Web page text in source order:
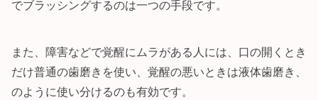
でブラッシングするのは一つの手段です。
また、障害などで覚醒にムラがある人には、口の開くとき
だけ普通の歯磨きを使い、覚醒の悪いときは液体歯磨き、
のように使い分けるのも有効です。